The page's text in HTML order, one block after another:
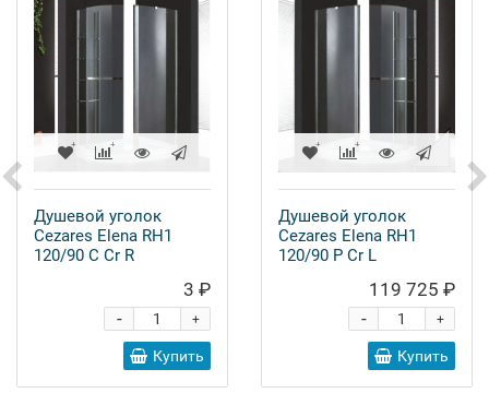
Душевой уголок
Cezares Elena RH1
120/90 C Cr R
3 ₽
+
-
Купить
Душевой уголок
Cezares Elena RH1
120/90 P Cr L
119 725 ₽
+
-
Купить